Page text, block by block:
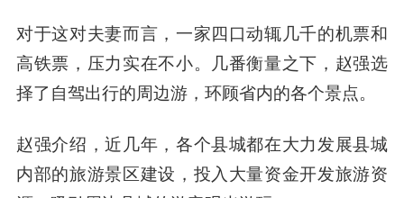
对于这对夫妻而言，一家四口动辄几千的机票和
高铁票，压力实在不小。几番衡量之下，赵强选
择了自驾出行的周边游，环顾省内的各个景点。
赵强介绍，近几年，各个县城都在大力发展县城
内部的旅游景区建设，投入大量资金开发旅游资